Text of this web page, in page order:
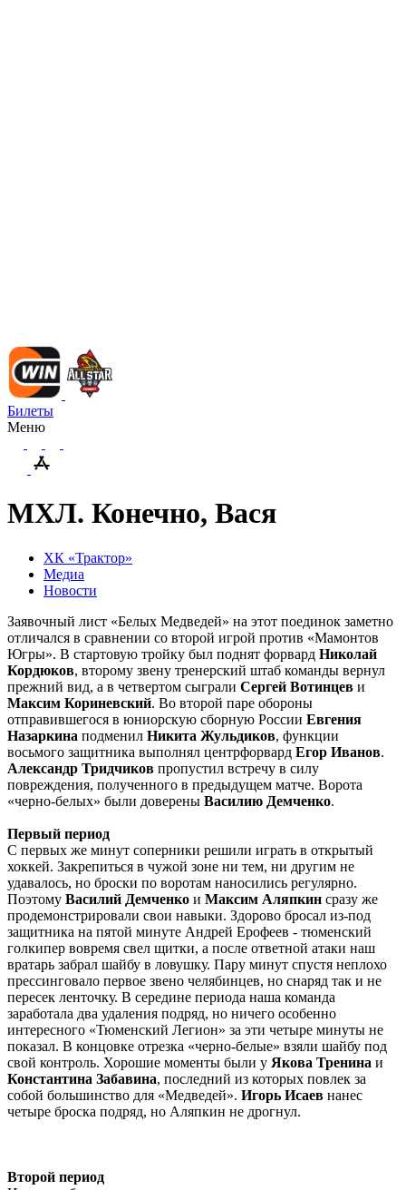
Билеты
Меню
МХЛ. Конечно, Вася
ХК «Трактор»
Медиа
Новости
Заявочный лист «Белых Медведей» на этот поединок заметно
отличался в сравнении со второй игрой против «Мамонтов
Югры». В стартовую тройку был поднят форвард Николай
Кордюков, второму звену тренерский штаб команды вернул
прежний вид, а в четвертом сыграли Сергей Вотинцев и
Максим Кориневский. Во второй паре обороны
отправившегося в юниорскую сборную России Евгения
Назаркина подменил Никита Жульдиков, функции
восьмого защитника выполнял центрфорвард Егор Иванов.
Александр Тридчиков пропустил встречу в силу
повреждения, полученного в предыдущем матче. Ворота
«черно-белых» были доверены Василию Демченко.
Первый период
С первых же минут соперники решили играть в открытый
хоккей. Закрепиться в чужой зоне ни тем, ни другим не
удавалось, но броски по воротам наносились регулярно.
Поэтому Василий Демченко и Максим Аляпкин сразу же
продемонстрировали свои навыки. Здорово бросал из-под
защитника на пятой минуте Андрей Ерофеев - тюменский
голкипер вовремя свел щитки, а после ответной атаки наш
вратарь забрал шайбу в ловушку. Пару минут спустя неплохо
прессинговало первое звено челябинцев, но снаряд так и не
пересек ленточку. В середине периода наша команда
заработала два удаления подряд, но ничего особенно
интересного «Тюменский Легион» за эти четыре минуты не
показал. В концовке отрезка «черно-белые» взяли шайбу под
свой контроль. Хорошие моменты были у Якова Тренина и
Константина Забавина, последний из которых повлек за
собой большинство для «Медведей». Игорь Исаев нанес
четыре броска подряд, но Аляпкин не дрогнул.
Второй период